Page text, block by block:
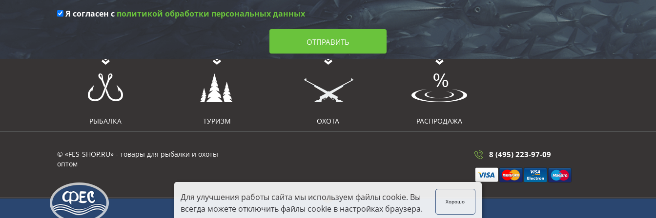
Я согласен с политикой обработки персональных данных
ОТПРАВИТЬ
РЫБАЛКА ТУРИЗМ ОХОТА РАСПРОДАЖА
© «FES-SHOP.RU» - товары для рыбалки и охоты
оптом
8 (495) 223-97-09
Для улучшения работы сайта мы используем файлы cookie. Вы
всегда можете отключить файлы cookie в настройках браузера.
Хорошо